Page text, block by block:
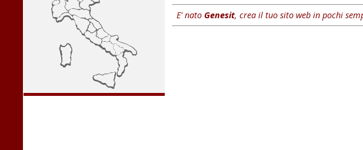
E' nato Genesit, crea il tuo sito web in pochi